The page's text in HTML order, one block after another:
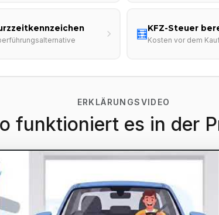
🧮KFZ-Steuer
Kosten vor dem
ERKLÄRUNGSVIDEO
funktioniert es in der